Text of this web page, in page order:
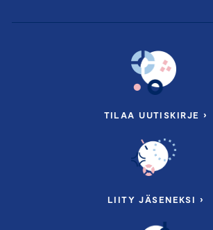
TILAA UUTISKIRJE ›
LIITY JÄSENEKSI ›